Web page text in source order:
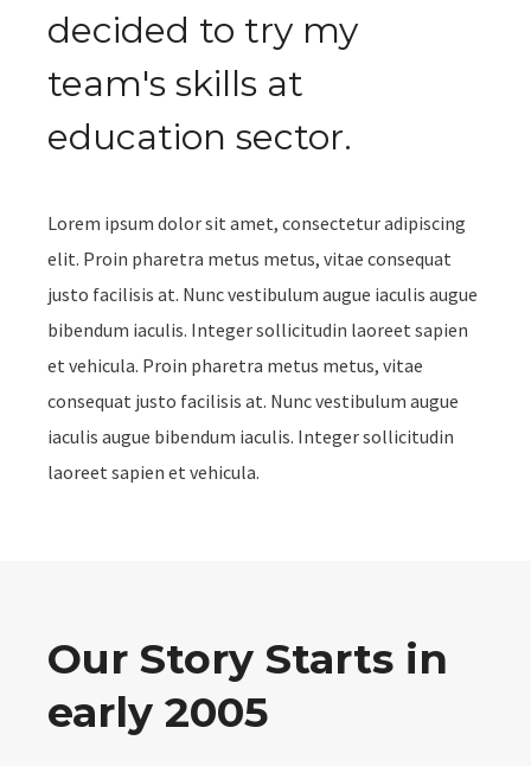
decided to try my
team's skills at
education sector.
Lorem ipsum dolor sit amet, consectetur adipiscing
elit. Proin pharetra metus metus, vitae consequat
justo facilisis at. Nunc vestibulum augue iaculis augue
bibendum iaculis. Integer sollicitudin laoreet sapien
et vehicula. Proin pharetra metus metus, vitae
consequat justo facilisis at. Nunc vestibulum augue
iaculis augue bibendum iaculis. Integer sollicitudin
laoreet sapien et vehicula.
Our Story Starts in
early 2005